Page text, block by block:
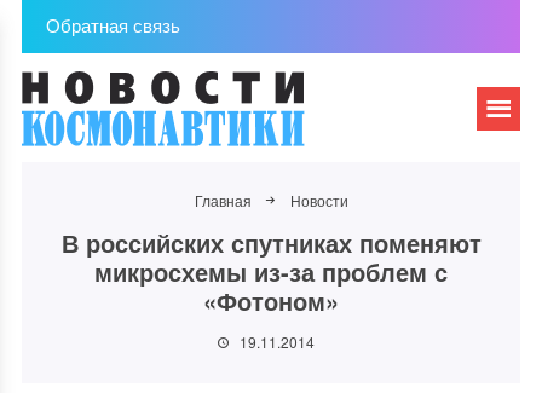
Обратная связь
Главная Новости
В российских спутниках поменяют
микросхемы из-за проблем с
«Фотоном»
19.11.2014